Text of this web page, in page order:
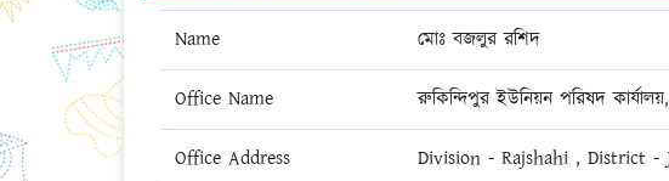
Name মোঃ বজলুর রশিদ
Office Name রুকিন্দিপুর ইউনিয়ন পরিষদ
Office Address Division - Rajshahi , District -